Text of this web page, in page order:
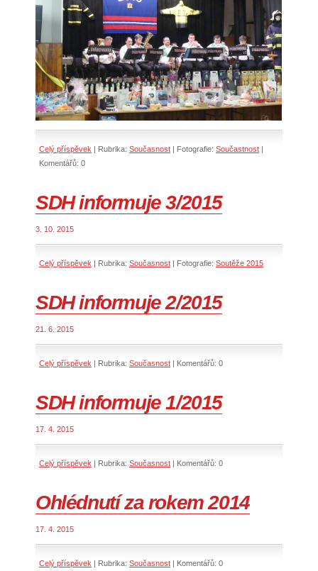
Celý příspěvek Rubrika: Současnost Fotografie: Součastnost
Komentářů: 0
SDH informuje 3/2015
3. 10. 2015
Celý příspěvek Rubrika: Současnost Fotografie: Soutěže 2015
SDH informuje 2/2015
21. 6. 2015
Celý příspěvek Rubrika: Současnost Komentářů: 0
SDH informuje 1/2015
17. 4. 2015
Celý příspěvek Rubrika: Současnost Komentářů: 0
Ohlédnutí za rokem 2014
17. 4. 2015
Celý příspěvek Rubrika: Současnost Komentářů: 0